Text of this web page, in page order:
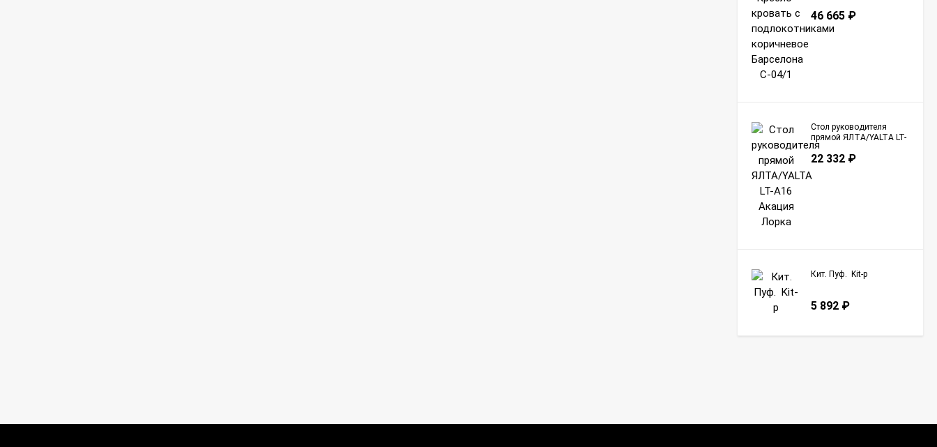
С-04/1
46 665 ₽
Стол руководителя
прямой ЯЛТА/YALTA LT-
A16 Акация Лорка
22 332 ₽
Кит. Пуф. Kit-p
5 892 ₽